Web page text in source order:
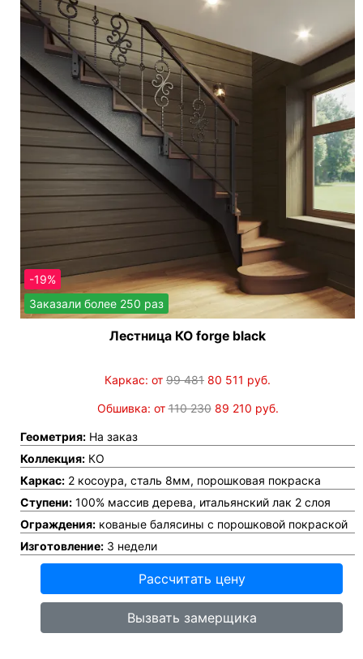
-19%
Заказали более 250 раз
Лестница КО forge black
Каркас: от 99 481 80 511 руб.
Обшивка: от110 230 89 210 руб.
Геометрия: На заказ
Коллекция: КО
Каркас: 2 косоура, сталь 8мм, порошковая покраска
Ступени: 100% массив дерева, итальянский лак 2 слоя
Ограждения: кованые балясины с порошковой покраской
Изготовление: 3 недели
Рассчитать цену
Вызвать замерщика